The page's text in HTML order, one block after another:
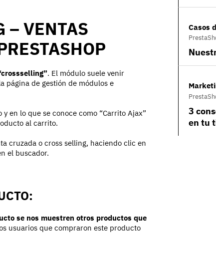
– VENTAS
. El módulo suele venir
página de gestión de módulos e
en lo que se conoce como “Carrito Ajax”
al carrito.
cruzada o cross selling, haciendo clic en
el buscador.
se nos muestren otros productos que
usuarios que compraron este producto
Casos
3
en tu